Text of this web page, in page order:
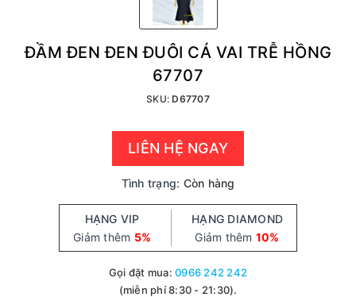
ĐẦM ĐEN ĐEN ĐUÔI CÁ VAI TRỄ HỒNG
67707
SKU:D67707
LIÊN HỆ NGAY
Tình trạng: Còn hàng
HẠNG VIP
Giảm thêm 5%
HẠNG DIAMOND
Giảm thêm 10%
Gọi đặt mua:0966 242 242
(miễn phí 8:30 - 21:30).